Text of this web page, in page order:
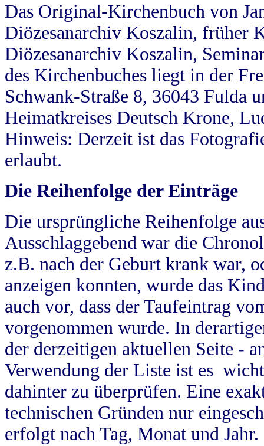
Das Original-Kirchenbuch von
Diözesanarchiv Koszalin, früher
Diözesanarchiv Koszalin,
des Kirchenbuches liegt in der
Schwank-Straße 8, 36043 Fulda
Heimatkreises Deutsch Krone,
Hinweis: Derzeit ist das
erlaubt.
Die Reihenfolge der Einträge
Die ursprüngliche Reihenfolge
Ausschlaggebend war die
z.B. nach der Geburt krank war,
anzeigen konnten, wurde das
auch vor, dass der Taufeintrag
vorgenommen wurde. In
der derzeitigen aktuellen Seite -
Verwendung der Liste ist es
dahinter zu überprüfen. Eine
technischen Gründen nur
erfolgt nach Tag, Monat und Jahr.